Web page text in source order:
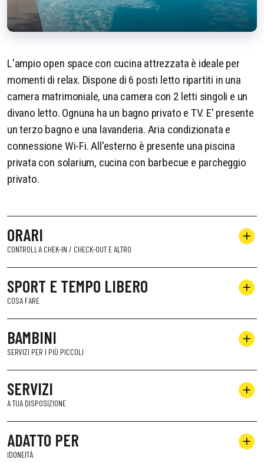
L'ampio open space con cucina attrezzata è ideale per
momenti di relax. Dispone di 6 posti letto ripartiti in una
camera matrimoniale, una camera con 2 letti singoli e un
divano letto. Ognuna ha un bagno privato e TV. E' presente
un terzo bagno e una lavanderia. Aria condizionata e
connessione Wi-Fi. All'esterno è presente una piscina
privata con solarium, cucina con barbecue e parcheggio
privato.
ORARI
CONTROLLA CHEK-IN / CHECK-OUT E ALTRO
SPORT E TEMPO LIBERO
COSA FARE
BAMBINI
SERVIZI PER I PIÙ PICCOLI
SERVIZI
A TUA DISPOSIZIONE
ADATTO PER
IDONEITÀ